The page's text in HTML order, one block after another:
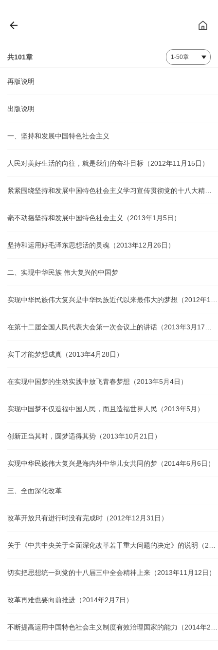
共101章
再版说明
出版说明
一、坚持和发展中国特色社会主义
人民对美好生活的向往，就是我们的奋斗目标（2012年11月15日）
毫不动摇坚持和发展中国特色社会主义（2013年1月5日）
坚持和运用好毛泽东思想活的灵魂（2013年12月26日）
二、实现中华民族 伟大复兴的中国梦
实干才能梦想成真（2013年4月28日）
在实现中国梦的生动实践中放飞青春梦想（2013年5月4日）
实现中国梦不仅造福中国人民，而且造福世界人民（2013年5月）
创新正当其时，圆梦适得其势（2013年10月21日）
实现中华民族伟大复兴是海内外中华儿女共同的梦（2014年6月6日）
三、全面深化改革
改革开放只有进行时没有完成时（2012年12月31日）
切实把思想统一到党的十八届三中全会精神上来（2013年11月12日）
改革再难也要向前推进（2014年2月7日）